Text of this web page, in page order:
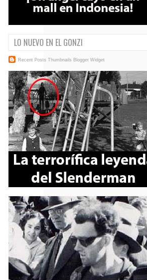
LO NUEVO EN EL GONZI
Recent Posts Thumbnails Blogger Widget